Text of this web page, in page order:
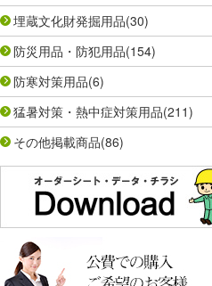
埋蔵文化財発掘用品(30)
防災用品・防犯用品(154)
防寒対策用品(6)
猛暑対策・熱中症対策用品(211)
その他掲載商品(86)